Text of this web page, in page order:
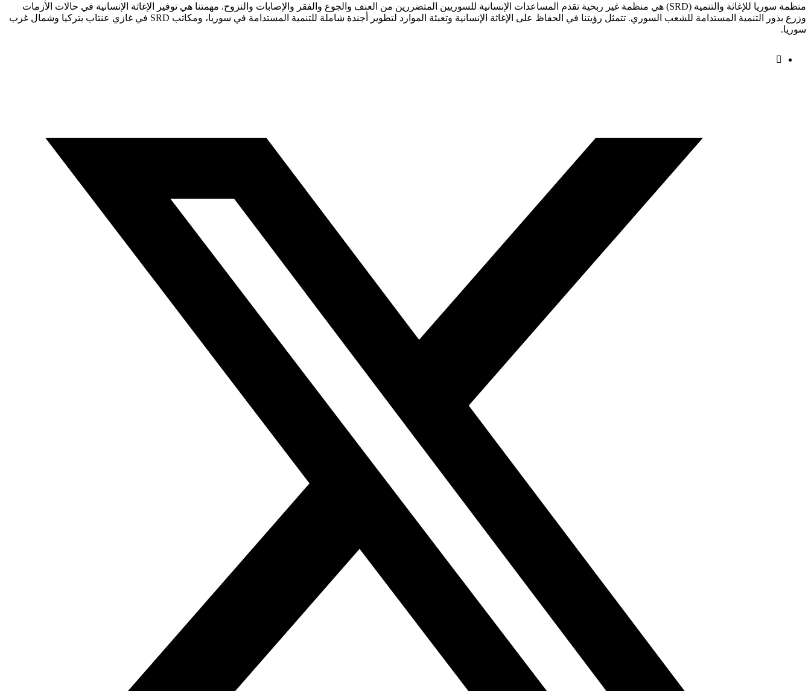
منظمة سوريا للإغاثة والتنمية (SRD) هي منظمة غير ربحية تقدم المساعدات الإنسانية للسوريين المتضررين من العنف والجوع والفقر والإصابات والنزوح. مهمتنا هي توفير الإغاثة الإنسانية في حالات الأزمات
وزرع بذور التنمية المستدامة للشعب السوري. تتمثل رؤيتنا في الحفاظ على الإغاثة الإنسانية وتعبئة الموارد لتطوير أجندة شاملة للتنمية المستدامة في سوريا، ومكاتب SRD في غازي عنتاب بتركيا وشمال غرب
سوريا.